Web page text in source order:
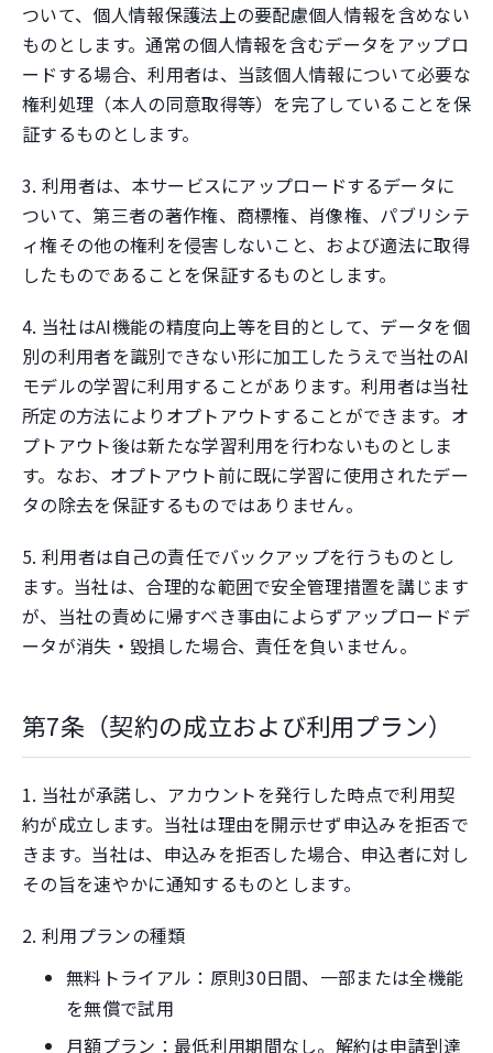
ついて、個人情報保護法上の要配慮個人情報を含めない
ものとします。通常の個人情報を含むデータをアップロ
ードする場合、利用者は、当該個人情報について必要な
権利処理（本人の同意取得等）を完了していることを保
証するものとします。
3. 利用者は、本サービスにアップロードするデータに
ついて、第三者の著作権、商標権、肖像権、パブリシテ
ィ権その他の権利を侵害しないこと、および適法に取得
したものであることを保証するものとします。
4. 当社はAI機能の精度向上等を目的として、データを個
別の利用者を識別できない形に加工したうえで当社のAI
モデルの学習に利用することがあります。利用者は当社
所定の方法によりオプトアウトすることができます。オ
プトアウト後は新たな学習利用を行わないものとしま
す。なお、オプトアウト前に既に学習に使用されたデー
タの除去を保証するものではありません。
5. 利用者は自己の責任でバックアップを行うものとし
ます。当社は、合理的な範囲で安全管理措置を講じます
が、当社の責めに帰すべき事由によらずアップロードデ
ータが消失・毀損した場合、責任を負いません。
第7条（契約の成立および利用プラン）
1. 当社が承諾し、アカウントを発行した時点で利用契
約が成立します。当社は理由を開示せず申込みを拒否で
きます。当社は、申込みを拒否した場合、申込者に対し
その旨を速やかに通知するものとします。
2. 利用プランの種類
無料トライアル：原則30日間、一部または全機能
を無償で試用
月額プラン：最低利用期間なし。解約は申請到達